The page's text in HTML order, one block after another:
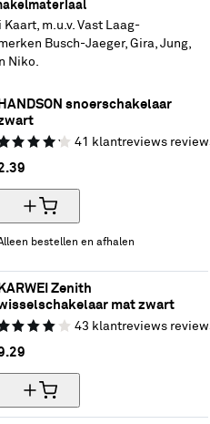
m.u.v. Vast Laag-
Busch-Jaeger, Gira, Jung,
Niko.
HANDSON snoerschakelaar
41 klantreviews
39
bestellen en afhalen
KARWEI Zenith
mat zwart
43 klantreviews
29